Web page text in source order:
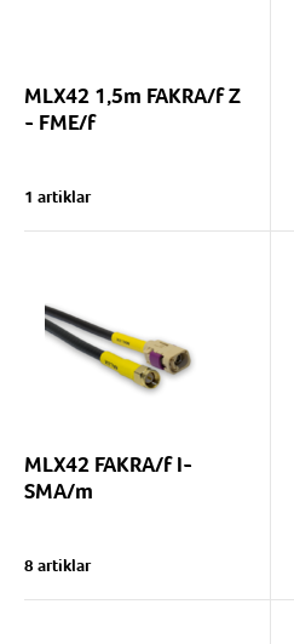
MLX42 1,5m FAKRA/f Z
- FME/f
1 artiklar
MLX42 FAKRA/f I-
SMA/m
8 artiklar